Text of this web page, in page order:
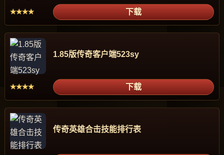
★★★★ 下载
1.85版传奇客户端523sy
★★★★ 下载
传奇英雄合击技能排行表